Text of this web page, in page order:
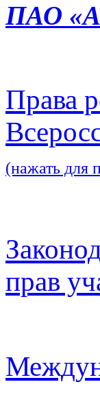
ПАО
Права
(нажать для
прав